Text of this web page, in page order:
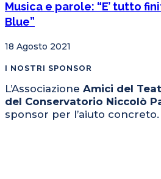
Musica e parole: “E’ tutto
Blue”
18 Agosto 2021
I NOSTRI SPONSOR
L’Associazione Amici del
del Conservatorio Niccolò
sponsor per l’aiuto concreto.